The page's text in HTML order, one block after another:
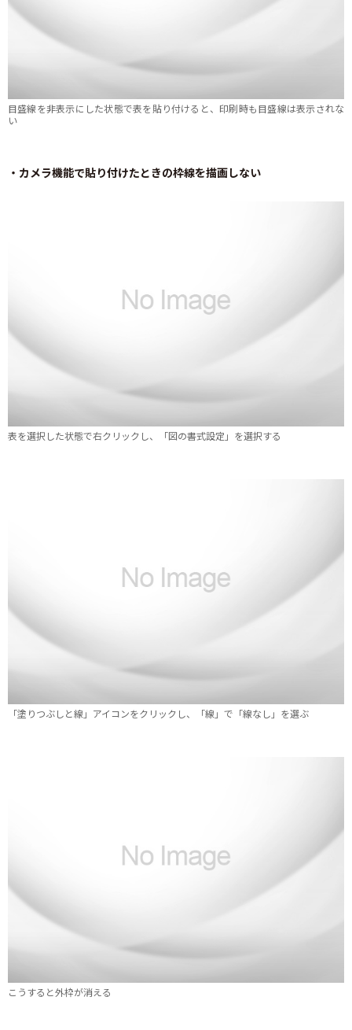
目盛線を非表示にした状態で表を貼り付けると、印刷時も目盛線は表示されな
い
・カメラ機能で貼り付けたときの枠線を描画しない
表を選択した状態で右クリックし、「図の書式設定」を選択する
「塗りつぶしと線」アイコンをクリックし、「線」で「線なし」を選ぶ
こうすると外枠が消える